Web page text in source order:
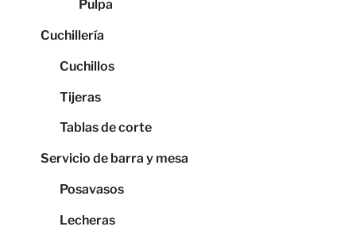
Pulpa
Cuchillería
Cuchillos
Tijeras
Tablas de corte
Servicio de barra y mesa
Posavasos
Lecheras